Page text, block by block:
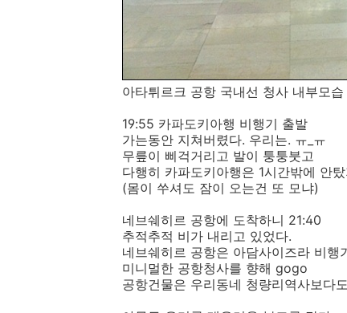
아타튀르크 공항 국내선 청사 내부모습
19:55 카파도키아행 비행기 출발
가는동안 지쳐버렸다. 우리는. ㅠ_ㅠ
무릎이 삐걱거리고 발이 퉁퉁붓고
다행히 카파도키아행은 1시간밖에 안
(몸이 쑤셔도 잠이 오는건 또 모냐)
네브쉐히르 공항에 도착하니 21:40
추적추적 비가 내리고 있었다.
네브쉐히르 공항은 아담사이즈라 비
미니멀한 공항청사를 향해 gogo
공항건물은 우리동네 청량리역사보다